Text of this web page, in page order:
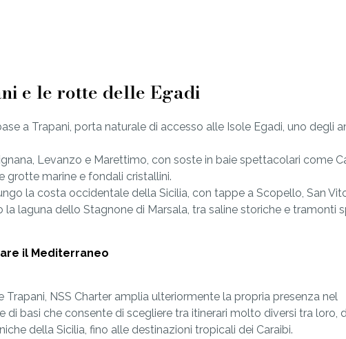
e le rotte delle Egadi
a Trapani, porta naturale di accesso alle Isole Egadi, uno degli
Levanzo e Marettimo, con soste in baie spettacolari come
grotte marine e fondali cristallini.
la costa occidentale della Sicilia, con tappe a Scopello, San
laguna dello Stagnone di Marsala, tra saline storiche e tramonti
il Mediterraneo
Trapani, NSS Charter amplia ulteriormente la propria presenza nel
di basi che consente di scegliere tra itinerari molto diversi tra loro,
della Sicilia, fino alle destinazioni tropicali dei Caraibi.